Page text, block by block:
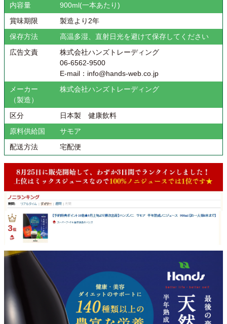
内容量
900ml(一本あたり)
賞味期限
製造より2年
保存方法
高温多湿、直射日光を避けて保存してください
広告文責
株式会社ハンズトレーディング
06-6562-9500
E-mail：info@hands-web.co.jp
メーカー
（製造）
株式会社ハンズトレーディング
区分
日本製 健康飲料
原料供給国
サモア
配送方法
宅配便